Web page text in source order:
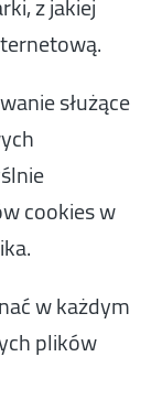
służące
cookies w
w każdym
plików